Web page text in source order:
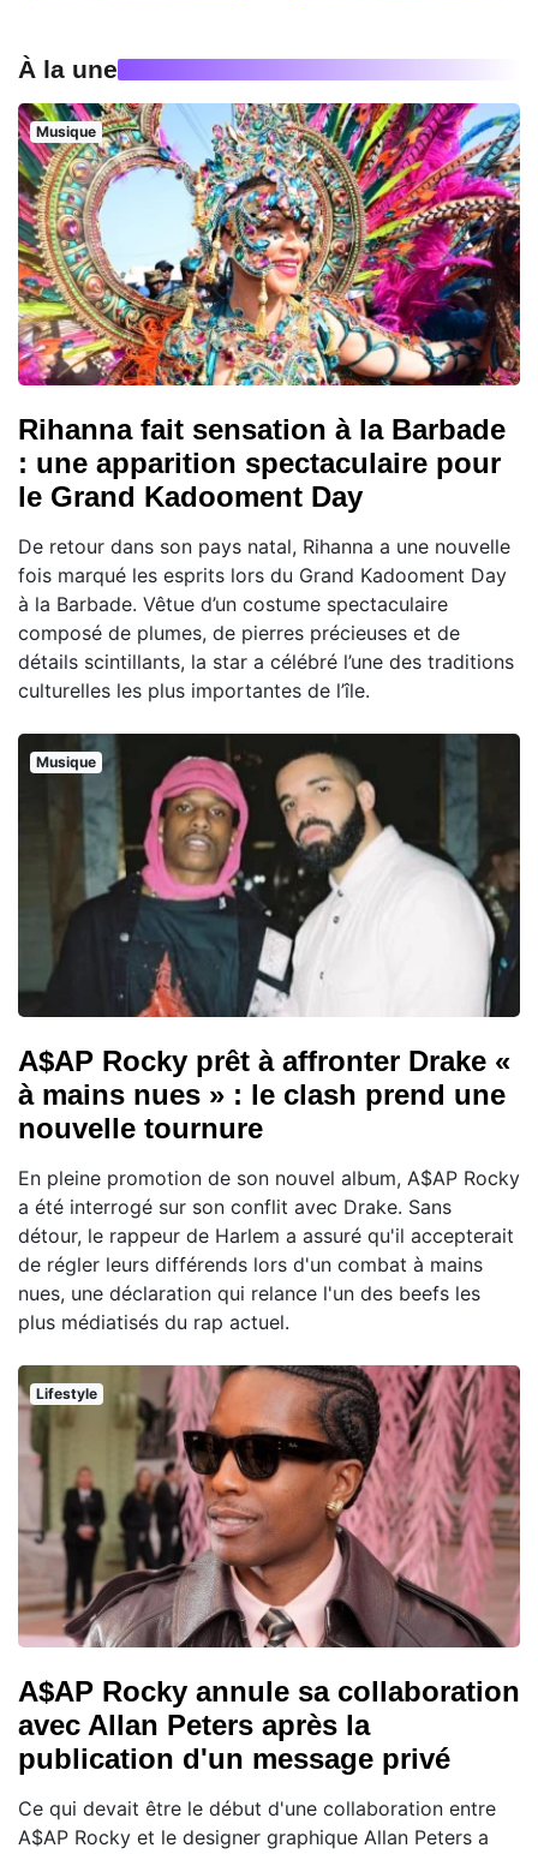
À la une
Musique
Rihanna fait sensation à la Barbade
: une apparition spectaculaire pour
le Grand Kadooment Day
De retour dans son pays natal, Rihanna a une nouvelle
fois marqué les esprits lors du Grand Kadooment Day
à la Barbade. Vêtue d’un costume spectaculaire
composé de plumes, de pierres précieuses et de
détails scintillants, la star a célébré l’une des traditions
culturelles les plus importantes de l’île.
Musique
A$AP Rocky prêt à affronter Drake «
à mains nues » : le clash prend une
nouvelle tournure
En pleine promotion de son nouvel album, A$AP Rocky
a été interrogé sur son conflit avec Drake. Sans
détour, le rappeur de Harlem a assuré qu'il accepterait
de régler leurs différends lors d'un combat à mains
nues, une déclaration qui relance l'un des beefs les
plus médiatisés du rap actuel.
Lifestyle
A$AP Rocky annule sa collaboration
avec Allan Peters après la
publication d'un message privé
Ce qui devait être le début d'une collaboration entre
A$AP Rocky et le designer graphique Allan Peters a